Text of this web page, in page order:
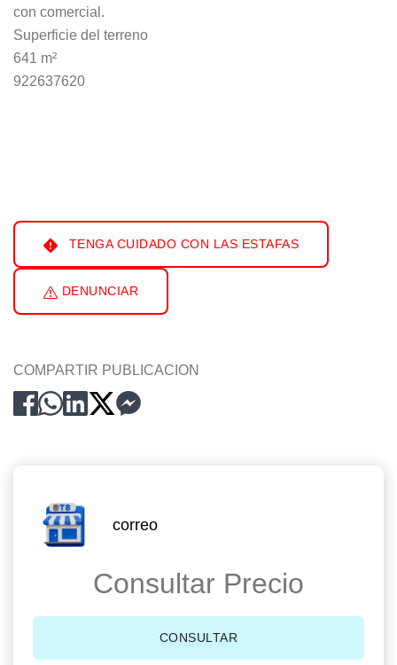
con comercial.
Superficie del terreno
641 m²
922637620
TENGA CUIDADO CON LAS ESTAFAS
DENUNCIAR
COMPARTIR PUBLICACION
correo
Consultar Precio
CONSULTAR